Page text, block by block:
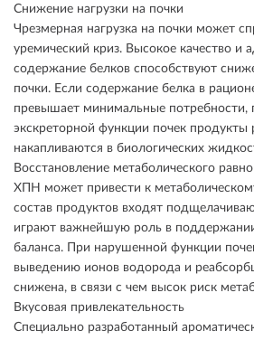
Снижение нагрузки на почки
Чрезмерная нагрузка на почки может
уремический криз. Высокое качество и
содержание белков способствуют
почки. Если содержание белка в
превышает минимальные потребности,
экскреторной функции почек продукты
накапливаются в биологических
Восстановление метаболического
ХПН может привести к
состав продуктов входят
играют важнейшую роль в
баланса. При нарушенной функции
выведению ионов водорода и
снижена, в связи с чем высок риск
Вкусовая привлекательность
Специально разработанный